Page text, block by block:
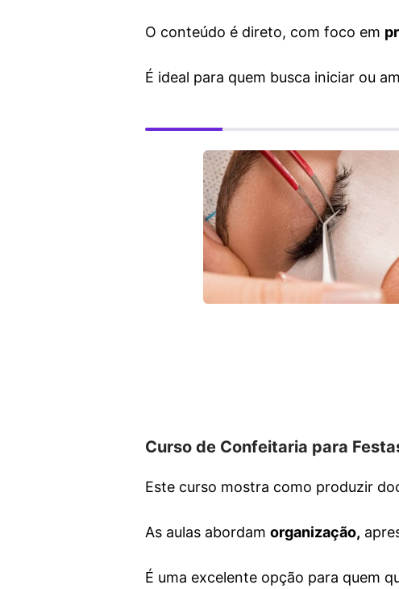
O conteúdo é direto, com foco em
É ideal para quem busca iniciar ou
Curso de Confeitaria para
Este curso mostra como produzir
As aulas abordam organização,
É uma excelente opção para quem